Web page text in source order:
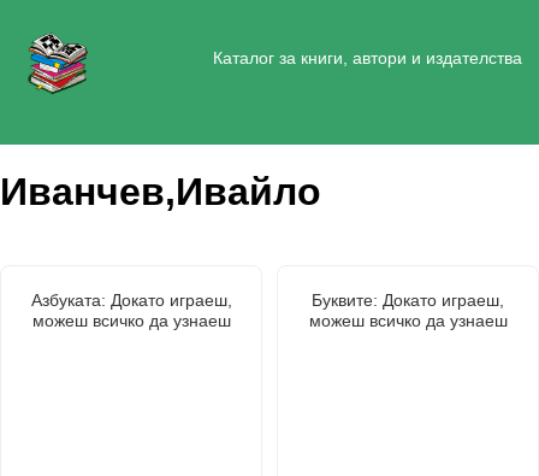
Каталог за книги, автори и издателства
Иванчев,Ивайло
Азбуката: Докато играеш,
можеш всичко да узнаеш
Буквите: Докато играеш,
можеш всичко да узнаеш